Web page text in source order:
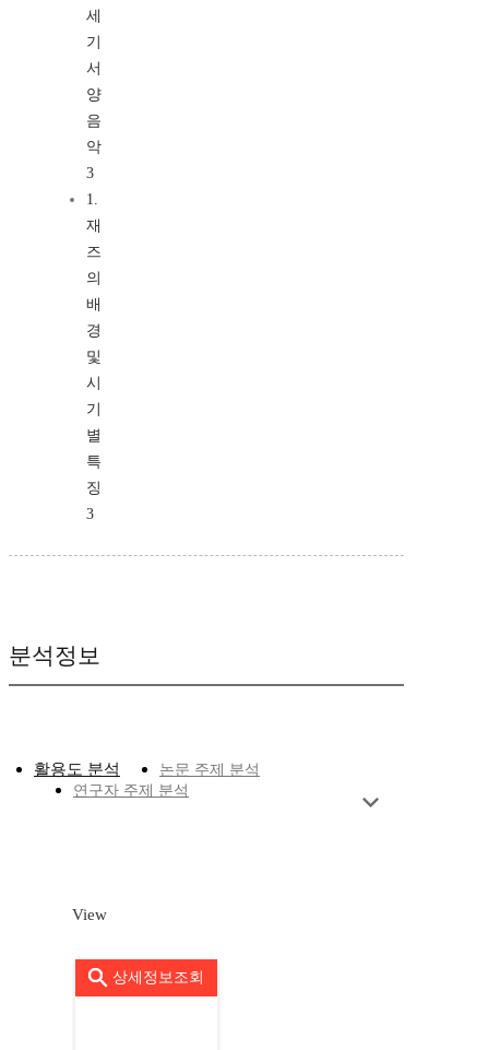
세
기
서
양
음
악
3
1.
재
즈
의
배
경
및
시
기
별
특
징
3
분석정보
활용도 분석
논문 주제 분석
연구자 주제 분석
View
상세정보조회